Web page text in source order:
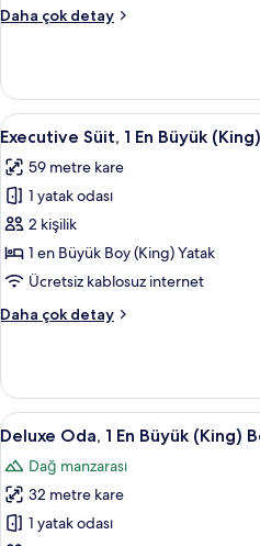
için
görün
Daha çok detay
Executive
En
Büyük
(King)
Yatak
hakkında
fazla
detay
Executive
Süit,
1
En
Büyük
(King)
Boy
için
görün
12
Executive Süit, 1 En Büyük
59 metre kare
1 yatak odası
2 kişilik
1 en Büyük Boy (King) Yatak
Ücretsiz kablosuz internet
Daha çok detay
Executive
Büyük
(King)
Boy
hakkında
daha
fazla
detay
Deluxe
Oda,
1
En
Büyük
15
Deluxe Oda, 1 En Büyük (King)
Dağ manzarası
32 metre kare
1 yatak odası